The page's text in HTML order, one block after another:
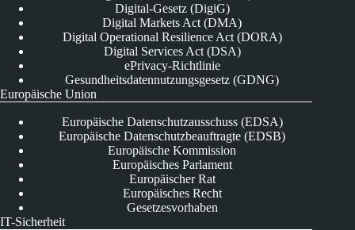
Digital-Gesetz (DigiG)
Digital Markets Act (DMA)
Digital Operational Resilience Act (DORA)
Digital Services Act (DSA)
ePrivacy-Richtlinie
Gesundheitsdatennutzungsgesetz (GDNG)
Europäische Union
Europäische Datenschutzausschuss (EDSA)
Europäische Datenschutzbeauftragte (EDSB)
Europäische Kommission
Europäisches Parlament
Europäischer Rat
Europäisches Recht
Gesetzesvorhaben
IT-Sicherheit